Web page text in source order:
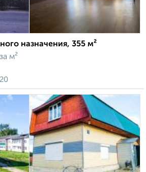
назначения, 355 м²
за м²